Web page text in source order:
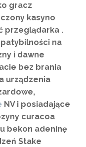
gracz
kasyno
przeglądarka .
na
i dawne
bez brania
urządzenia
NV i posiadające
curacoa
bekon adeninę
Stake